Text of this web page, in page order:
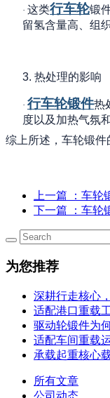
· 这类行车轮锻
留氢含量高、组
3. 热处理的影响
· 行车轮锻件热
度以及加热气氛
综上所述，车轮锻件
上一篇
：车轮
下一篇
：车轮
为您推荐
深耕行走核心
适配港口重载
驱动轮锻件为
适配车间重载
承载起重核心
所有文章
公司动态